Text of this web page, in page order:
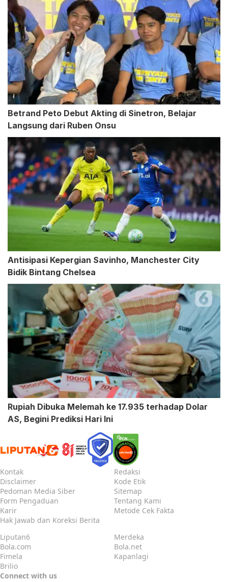
Betrand Peto Debut Akting di Sinetron, Belajar
Langsung dari Ruben Onsu
Antisipasi Kepergian Savinho, Manchester City
Bidik Bintang Chelsea
Rupiah Dibuka Melemah ke 17.935 terhadap Dolar
AS, Begini Prediksi Hari Ini
Kontak
Redaksi
Disclaimer
Kode Etik
Pedoman Media Siber
Sitemap
Form Pengaduan
Tentang Kami
Karir
Metode Cek Fakta
Hak Jawab dan Koreksi Berita
Liputan6
Merdeka
Bola.com
Bola.net
Fimela
Kapanlagi
Brilio
Connect with us